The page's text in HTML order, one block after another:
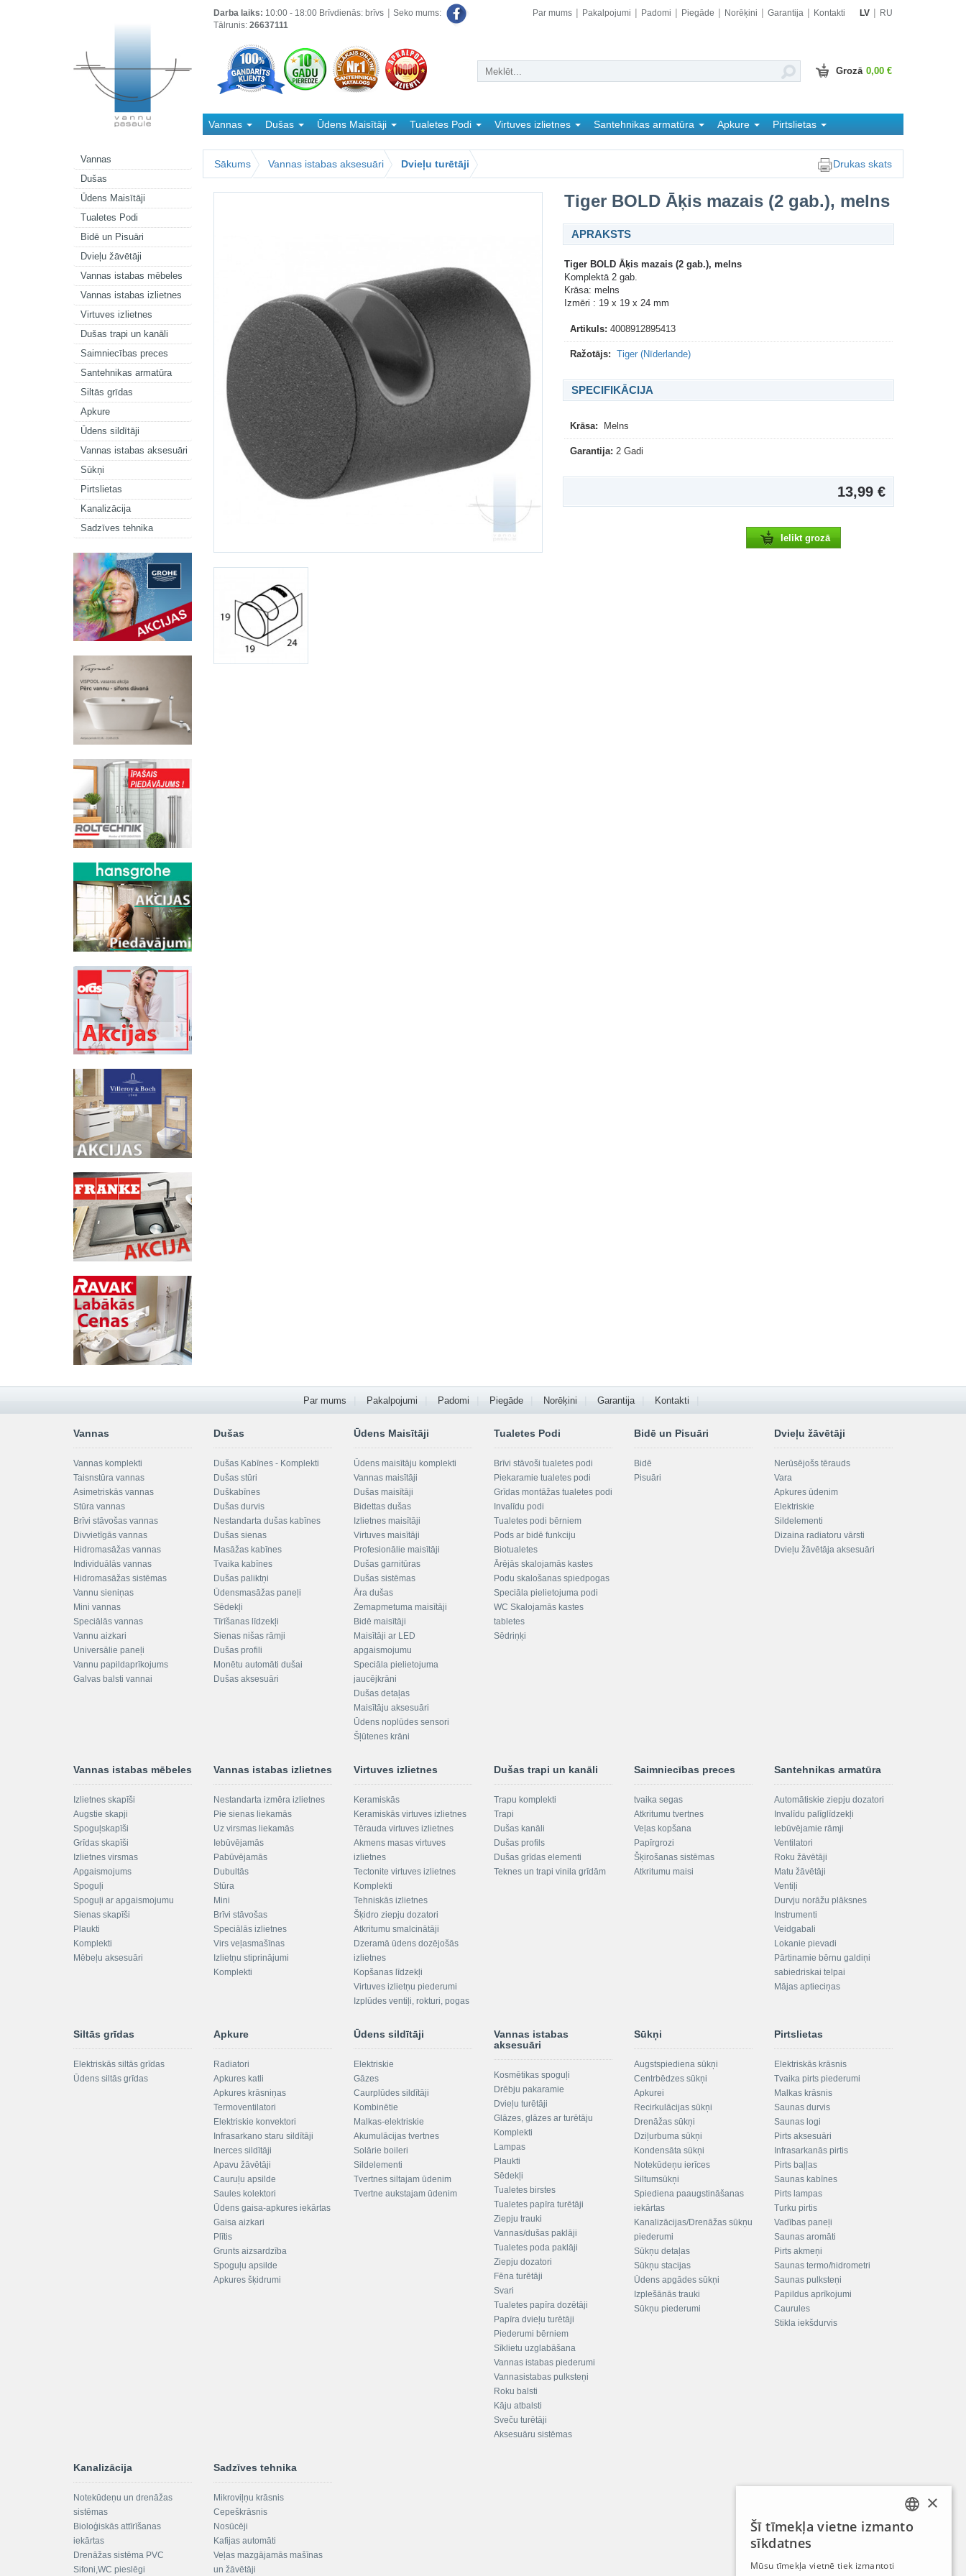
Vannas
Dušas
Ūdens Maisītāji
Tualetes Podi
Bidē un Pisuāri
Dvieļu žāvētāji
Vannas istabas mēbeles
Vannas istabas izlietnes
Virtuves izlietnes
Dušas trapi un kanāli
Saimniecības preces
Santehnikas armatūra
Siltās grīdas
Apkure
Ūdens sildītāji
Vannas istabas aksesuāri
Sūkņi
Pirtslietas
Kanalizācija
Sadzīves tehnika
Darba laiks: 10:00 - 18:00 Brīvdienās: brīvs
Tālrunis: 26637111
Seko mums: Par mums Pakalpojumi Padomi Piegāde Norēķini Garantija Kontakti LV RU
Grozā 0,00 €
Vannas Dušas Ūdens Maisītāji Tualetes Podi Virtuves izlietnes Santehnikas armatūra Apkure
Pirtslietas
Sākums
Vannas istabas aksesuāri Dvieļu turētāji Drukas skats
Tiger BOLD Āķis mazais (2 gab.), melns
APRAKSTS
Tiger BOLD Āķis mazais (2 gab.), melns
Komplektā 2 gab.
Krāsa: melns
Izmēri : 19 x 19 x 24 mm
Artikuls: 4008912895413
Ražotājs: Tiger (Nīderlande)
SPECIFIKĀCIJA
Krāsa: Melns
Garantija: 2 Gadi
13,99 €
Ielikt grozā
Par mums Pakalpojumi Padomi Piegāde Norēķini Garantija Kontakti
Vannas
Vannas komplekti
Taisnstūra vannas
Asimetriskās vannas
Stūra vannas
Brīvi stāvošas vannas
Divvietīgās vannas
Hidromasāžas vannas
Individuālās vannas
Hidromasāžas sistēmas
Vannu sieniņas
Mini vannas
Speciālās vannas
Vannu aizkari
Universālie paneļi
Vannu papildaprīkojums
Galvas balsti vannai
Dušas
Dušas Kabīnes - Komplekti
Dušas stūri
Duškabīnes
Dušas durvis
Nestandarta dušas kabīnes
Dušas sienas
Masāžas kabīnes
Tvaika kabīnes
Dušas paliktņi
Ūdensmasāžas paneļi
Sēdekļi
Tīrīšanas līdzekļi
Sienas nišas rāmji
Dušas profili
Monētu automāti dušai
Dušas aksesuāri
Ūdens Maisītāji
Ūdens maisītāju komplekti
Vannas maisītāji
Dušas maisītāji
Bidettas dušas
Izlietnes maisītāji
Virtuves maisītāji
Profesionālie maisītāji
Dušas garnitūras
Dušas sistēmas
Āra dušas
Zemapmetuma maisītāji
Bidē maisītāji
Maisītāji ar LED
apgaismojumu
Speciāla pielietojuma
jaucējkrāni
Dušas detaļas
Maisītāju aksesuāri
Ūdens noplūdes sensori
Šļūtenes krāni
Tualetes Podi
Brīvi stāvoši tualetes podi
Piekaramie tualetes podi
Grīdas montāžas tualetes podi
Invalīdu podi
Tualetes podi bērniem
Pods ar bidē funkciju
Biotualetes
Ārējās skalojamās kastes
Podu skalošanas spiedpogas
Speciāla pielietojuma podi
WC Skalojamās kastes
tabletes
Sēdriņķi
Bidē un Pisuāri
Bidē
Pisuāri
Dvieļu žāvētāji
Nerūsējošs tērauds
Vara
Apkures ūdenim
Elektriskie
Sildelementi
Dizaina radiatoru vārsti
Dvieļu žāvētāja aksesuāri
Vannas istabas mēbeles
Izlietnes skapīši
Augstie skapji
Spoguļskapīši
Grīdas skapīši
Izlietnes virsmas
Apgaismojums
Spoguļi
Spoguļi ar apgaismojumu
Sienas skapīši
Plaukti
Komplekti
Mēbeļu aksesuāri
Vannas istabas izlietnes
Nestandarta izmēra izlietnes
Pie sienas liekamās
Uz virsmas liekamās
Iebūvējamās
Pabūvējamās
Dubultās
Stūra
Mini
Brīvi stāvošas
Speciālās izlietnes
Virs veļasmašīnas
Izlietņu stiprinājumi
Komplekti
Virtuves izlietnes
Keramiskās
Keramiskās virtuves izlietnes
Tērauda virtuves izlietnes
Akmens masas virtuves
izlietnes
Tectonite virtuves izlietnes
Komplekti
Tehniskās izlietnes
Šķidro ziepju dozatori
Atkritumu smalcinātāji
Dzeramā ūdens dozējošās
izlietnes
Kopšanas līdzekļi
Virtuves izlietņu piederumi
Izplūdes ventiļi, rokturi, pogas
Dušas trapi un kanāli
Trapu komplekti
Trapi
Dušas kanāli
Dušas profils
Dušas grīdas elementi
Teknes un trapi vinila grīdām
Saimniecības preces
tvaika segas
Atkritumu tvertnes
Veļas kopšana
Papīrgrozi
Šķirošanas sistēmas
Atkritumu maisi
Santehnikas armatūra
Automātiskie ziepju dozatori
Invalīdu palīglīdzekļi
Iebūvējamie rāmji
Ventilatori
Roku žāvētāji
Matu žāvētāji
Ventiļi
Durvju norāžu plāksnes
Instrumenti
Veidgabali
Lokanie pievadi
Pārtinamie bērnu galdiņi
sabiedriskai telpai
Mājas aptieciņas
Siltās grīdas
Elektriskās siltās grīdas
Ūdens siltās grīdas
Apkure
Radiatori
Apkures katli
Apkures krāsniņas
Termoventilatori
Elektriskie konvektori
Infrasarkano staru sildītāji
Inerces sildītāji
Apavu žāvētāji
Cauruļu apsilde
Saules kolektori
Ūdens gaisa-apkures iekārtas
Gaisa aizkari
Plītis
Grunts aizsardzība
Spoguļu apsilde
Apkures šķidrumi
Ūdens sildītāji
Elektriskie
Gāzes
Caurplūdes sildītāji
Kombinētie
Malkas-elektriskie
Akumulācijas tvertnes
Solārie boileri
Sildelementi
Tvertnes siltajam ūdenim
Tvertne aukstajam ūdenim
Vannas istabas
aksesuāri
Kosmētikas spoguļi
Drēbju pakaramie
Dvieļu turētāji
Glāzes, glāzes ar turētāju
Komplekti
Lampas
Plaukti
Sēdekļi
Tualetes birstes
Tualetes papīra turētāji
Ziepju trauki
Vannas/dušas paklāji
Tualetes poda paklāji
Ziepju dozatori
Fēna turētāji
Svari
Tualetes papīra dozētāji
Papīra dvieļu turētāji
Piederumi bērniem
Sīklietu uzglabāšana
Vannas istabas piederumi
Vannasistabas pulksteņi
Roku balsti
Kāju atbalsti
Sveču turētāji
Aksesuāru sistēmas
Sūkņi
Augstspiediena sūkņi
Centrbēdzes sūkņi
Apkurei
Recirkulācijas sūkņi
Drenāžas sūkņi
Dziļurbuma sūkņi
Kondensāta sūkņi
Notekūdeņu ierīces
Siltumsūkņi
Spiediena paaugstināšanas
iekārtas
Kanalizācijas/Drenāžas sūkņu
piederumi
Sūkņu detaļas
Sūkņu stacijas
Ūdens apgādes sūkņi
Izplešānās trauki
Sūkņu piederumi
Pirtslietas
Elektriskās krāsnis
Tvaika pirts piederumi
Malkas krāsnis
Saunas durvis
Saunas logi
Pirts aksesuāri
Infrasarkanās pirtis
Pirts baļļas
Saunas kabīnes
Pirts lampas
Turku pirtis
Vadības paneļi
Saunas aromāti
Pirts akmeņi
Saunas termo/hidrometri
Saunas pulksteņi
Papildus aprīkojumi
Caurules
Stikla iekšdurvis
Kanalizācija
Notekūdeņu un drenāžas
sistēmas
Bioloģiskās attīrīšanas
iekārtas
Drenāžas sistēma PVC
Sifoni,WC pieslēgi
Sadzīves tehnika
Mikroviļņu krāsnis
Cepeškrāsnis
Nosūcēji
Kafijas automāti
Veļas mazgājamās mašīnas
un žāvētāji
LATVIAN
×
Šī tīmekļa vietne izmanto
sīkdatnes
Mūsu tīmekļa vietnē tiek izmantoti